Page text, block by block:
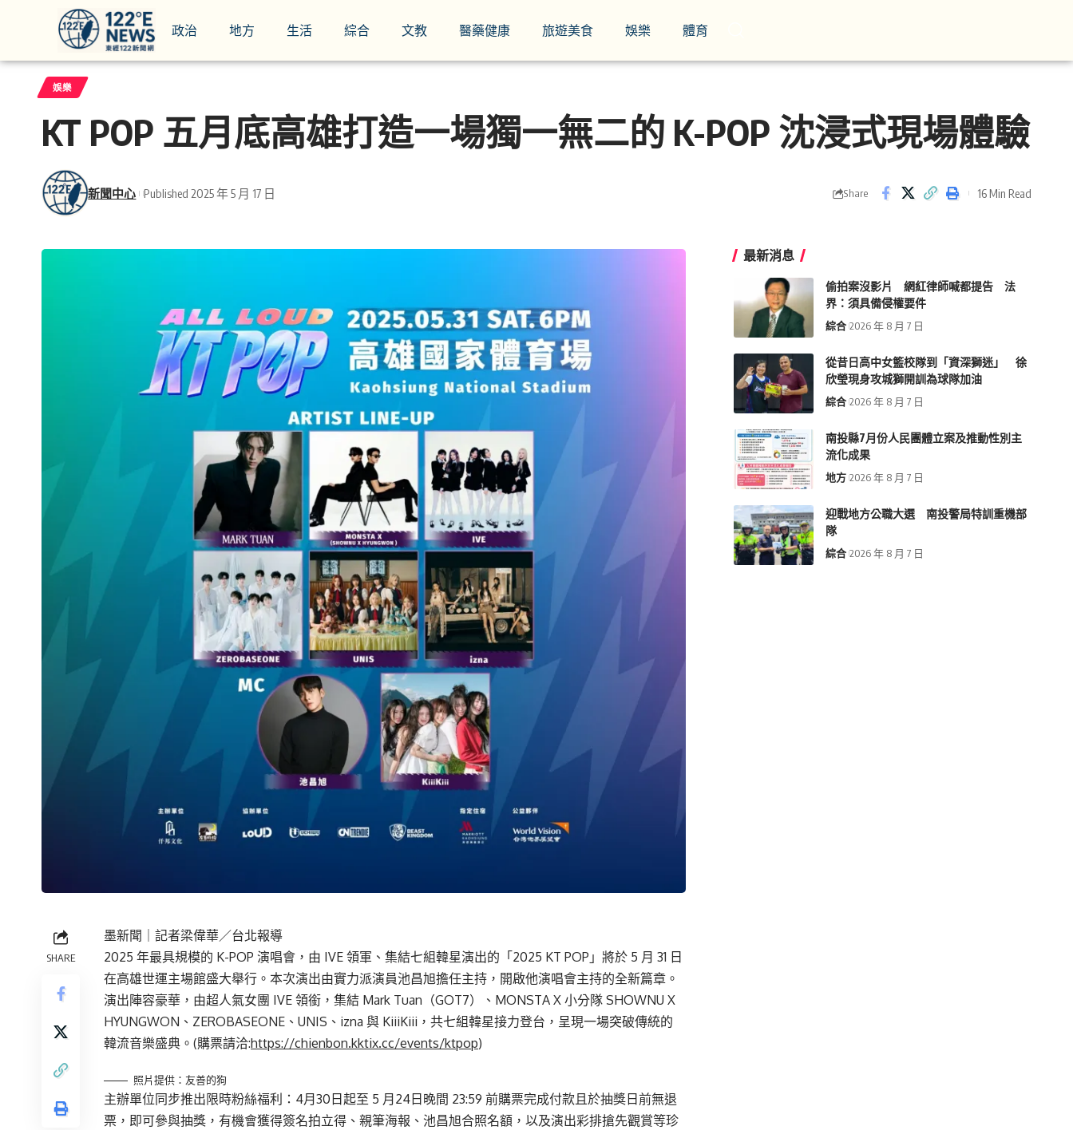
政治 地方 生活 綜合 文教 醫藥健康 旅遊美食 娛樂 體育
娛樂
KT POP 五月底高雄打造一場獨一無二的 K-POP 沈浸式現場體驗
新聞中心 Published 2025 年 5 月 17 日 Share 16 Min Read
SHARE
墨新聞 ｜記者梁偉華／台北報導
2025 年最具規模的 K-POP 演唱會，由 IVE 領軍、集結七組韓星演出的「2025 KT POP」將於 5 月 31 日
在高雄世運主場館盛大舉行。本次演出由實力派演員池昌旭擔任主持，開啟他演唱會主持的全新篇章。
演出陣容豪華，由超人氣女團 IVE 領銜，集結 Mark Tuan（GOT7）、MONSTA X 小分隊 SHOWNU X
HYUNGWON、ZEROBASEONE、UNIS、izna 與 KiiiKiii，共七組韓星接力登台，呈現一場突破傳統的
韓流音樂盛典。(購票請洽:https://chienbon.kktix.cc/events/ktpop)
照片提供：友善的狗
主辦單位同步推出限時粉絲福利：4月30日起至 5 月24日晚間 23:59 前購票完成付款且於抽獎日前無退
票，即可參與抽獎，有機會獲得簽名拍立得、親筆海報、池昌旭合照名額，以及演出彩排搶先觀賞等珍
最新消息
偷拍案沒影片 網紅律師喊都提告 法
界：須具備侵權要件
綜合 2026 年 8 月 7 日
從昔日高中女籃校隊到「資深獅迷」 徐
欣瑩現身攻城獅開訓為球隊加油
綜合 2026 年 8 月 7 日
南投縣7月份人民團體立案及推動性別主
流化成果
地方 2026 年 8 月 7 日
迎戰地方公職大選 南投警局特訓重機部
隊
綜合 2026 年 8 月 7 日